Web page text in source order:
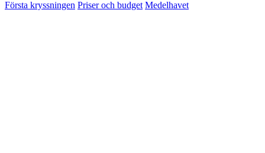
Första kryssningen Priser och budget Medelhavet